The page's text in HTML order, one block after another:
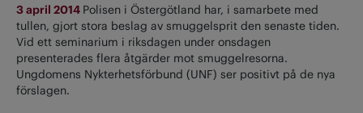
3 april 2014 Polisen i Östergötland har, i samarbete med
tullen, gjort stora beslag av smuggelsprit den senaste tiden.
Vid ett seminarium i riksdagen under onsdagen
presenterades flera åtgärder mot smuggelresorna.
Ungdomens Nykterhetsförbund (UNF) ser positivt på de nya
förslagen.